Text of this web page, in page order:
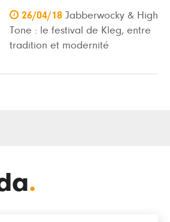
 26/04/18 Jabberwocky & High
Tone : le festival de Kleg, entre
tradition et modernité
.